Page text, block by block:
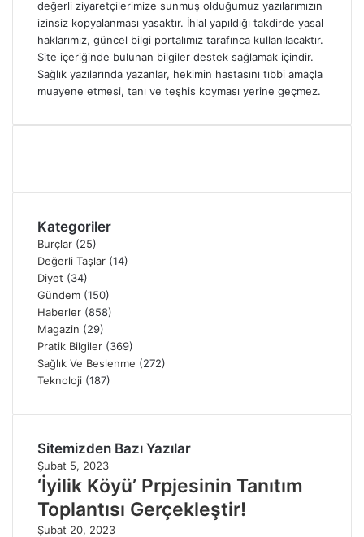
değerli ziyaretçilerimize sunmuş olduğumuz yazılarımızın
izinsiz kopyalanması yasaktır. İhlal yapıldığı takdirde yasal
haklarımız, güncel bilgi portalımız tarafınca kullanılacaktır.
Site içeriğinde bulunan bilgiler destek sağlamak içindir.
Sağlık yazılarında yazanlar, hekimin hastasını tıbbi amaçla
muayene etmesi, tanı ve teşhis koyması yerine geçmez.
Kategoriler
Burçlar (25)
Değerli Taşlar (14)
Diyet (34)
Gündem (150)
Haberler (858)
Magazin (29)
Pratik Bilgiler (369)
Sağlık Ve Beslenme (272)
Teknoloji (187)
Sitemizden Bazı Yazılar
Şubat 5, 2023
‘İyilik Köyü’ Prpjesinin Tanıtım
Toplantısı Gerçekleştir!
Şubat 20, 2023